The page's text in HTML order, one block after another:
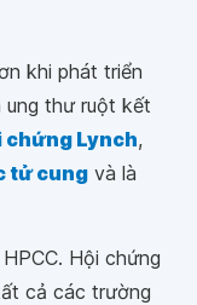
khi phát triển
thư ruột kết
chứng Lynch,
tử cung và là
Hội chứng
cả các trường